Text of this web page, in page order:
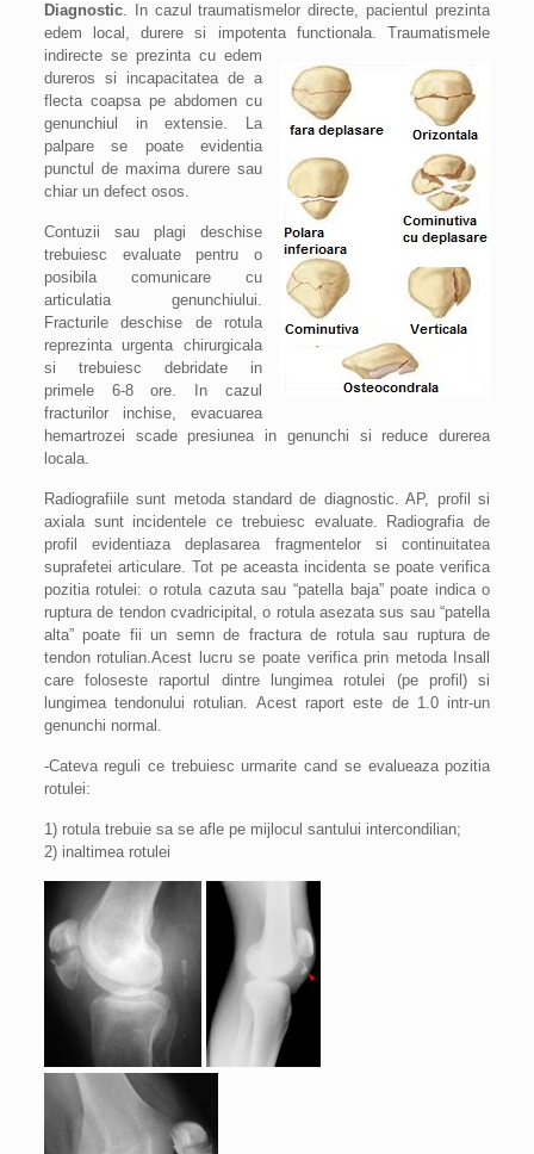
Diagnostic. In cazul traumatismelor directe, pacientul prezinta
edem local, durere si impotenta functionala. Traumatismele
indirecte se prezinta cu edem
dureros si incapacitatea de a
flecta coapsa pe abdomen cu
genunchiul in extensie. La
palpare se poate evidentia
punctul de maxima durere sau
chiar un defect osos.
Contuzii sau plagi deschise
trebuiesc evaluate pentru o
posibila comunicare cu
articulatia genunchiului.
Fracturile deschise de rotula
reprezinta urgenta chirurgicala
si trebuiesc debridate in
primele 6-8 ore. In cazul
fracturilor inchise, evacuarea
hemartrozei scade presiunea in genunchi si reduce durerea
locala.
Radiografiile sunt metoda standard de diagnostic. AP, profil si
axiala sunt incidentele ce trebuiesc evaluate. Radiografia de
profil evidentiaza deplasarea fragmentelor si continuitatea
suprafetei articulare. Tot pe aceasta incidenta se poate verifica
pozitia rotulei: o rotula cazuta sau “patella baja” poate indica o
ruptura de tendon cvadricipital, o rotula asezata sus sau “patella
alta” poate fii un semn de fractura de rotula sau ruptura de
tendon rotulian.Acest lucru se poate verifica prin metoda Insall
care foloseste raportul dintre lungimea rotulei (pe profil) si
lungimea tendonului rotulian. Acest raport este de 1.0 intr-un
genunchi normal.
-Cateva reguli ce trebuiesc urmarite cand se evalueaza pozitia
rotulei:
1) rotula trebuie sa se afle pe mijlocul santului intercondilian;
2) inaltimea rotulei